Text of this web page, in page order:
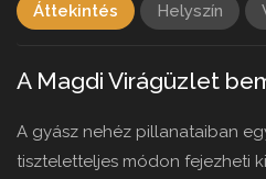
Áttekintés Helyszín
A Magdi Virágüzlet
A gyász nehéz pillanataiban
tiszteletteljes módon fejezheti